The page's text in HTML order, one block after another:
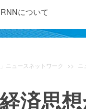
について
」ニュースネットワーク >> ニ
済思